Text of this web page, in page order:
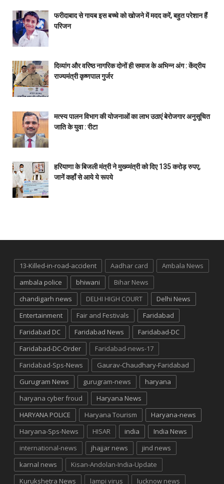
फरीदाबाद से गायब इस बच्चे को खोजने में मदद करें, बहुत परेशान हैं
परिजन
दिव्यांग और वरिष्ठ नागरिक दोनों ही समाज के अभिन्न अंग : केंद्रीय
राज्यमंत्री कृष्णपाल गुर्जर
मत्स्य पालन विभाग की योजनाओं का लाभ उठाएं बेरोजगार अनुसूचित
जाति के युवा : रीटा
हरियाणा के बिजली मंत्री ने मुख्य्मंत्री को दिए 135 करोड़ रुपए,
जानें कहाँ से आये ये रूपये
13-Killed-in-road-accident Aadhar card
Ambala News
ambala police
bhiwani
Bihar News
chandigarh news
DELHI HIGH COURT
Delhi News
Entertainment
Fair and Festivals
Faridabad
Faridabad DC
Faridabad News
Faridabad-DC
Faridabad-DC-Order
Faridabad-news-17
Faridabad-Sps-News
Gaurav-Chaudhary-Faridabad
Gurugram News
gurugram-news
haryana
haryana cyber froud
Haryana News
HARYANA POLICE
Haryana Tourism
Haryana-news
Haryana-Sps-News
HISAR india
India News
international-news
jhajjar news
jind news
karnal news
Kisan-Andolan-India-Update
Kurukshetra News
lampi virus lucknow news